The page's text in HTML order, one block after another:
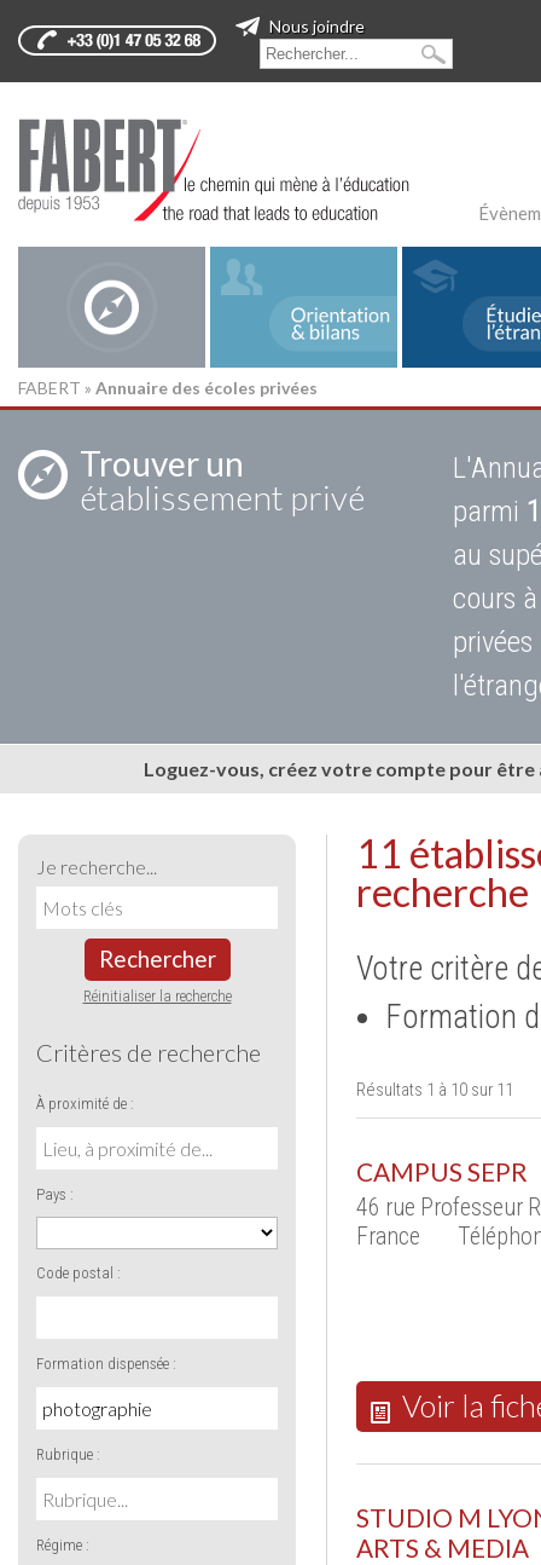
Nous joindre
FABERT » Annuaire des écoles privées
Trouver un
établissement privé
parmi
au
cours
Loguez-vous, créez votre compte pour
Je recherche...
Rechercher
Réinitialiser la recherche
Critères de recherche
À proximité de :
Pays :
Code postal :
Formation dispensée :
Rubrique :
Régime :
11
recherche
Votre critère
Formation
Résultats 1 à 10 sur 11
CAMPUS SEPR
46 rue Professeur
France
Voir la
STUDIO M
ARTS & MEDIA